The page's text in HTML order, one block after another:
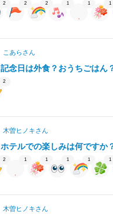
2 2 2 1 1 1
こあらさん
記念日は外食？おうちごはん
2
木曽ヒノキさん
ホテルでの楽しみは何ですか
2 1 1 1 1 1
木曽ヒノキさん